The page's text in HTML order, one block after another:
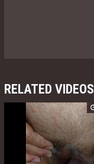
RELATED VIDEOS